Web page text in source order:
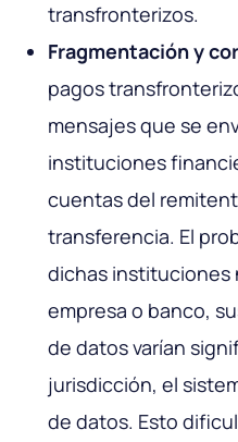
transfronterizos.
Fragmentación y
pagos
mensajes que se
instituciones
cuentas del
transferencia. El
dichas instituciones
empresa o banco,
de datos varían
jurisdicción, el
de datos. Esto